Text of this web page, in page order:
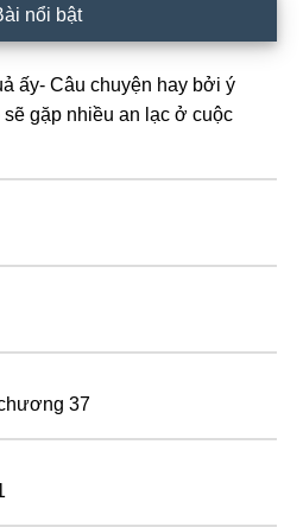
nổi bật
ấy- Câu chuyện hay bởi ý
gặp nhiều an lạc ở cuộc
37